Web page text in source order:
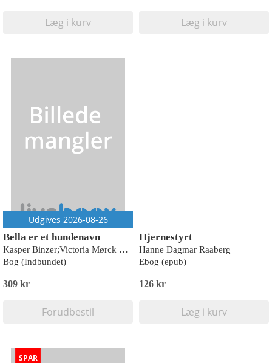
Læg i kurv Læg i kurv
Udgives 2026-08-26
Bella er et hundenavn
Kasper Binzer;Victoria Mørck Madsen
Bog (Indbundet)
309 kr
Forudbestil
Hjernestyrt
Hanne Dagmar Raaberg
Ebog (epub)
126 kr
Læg i kurv
SPAR